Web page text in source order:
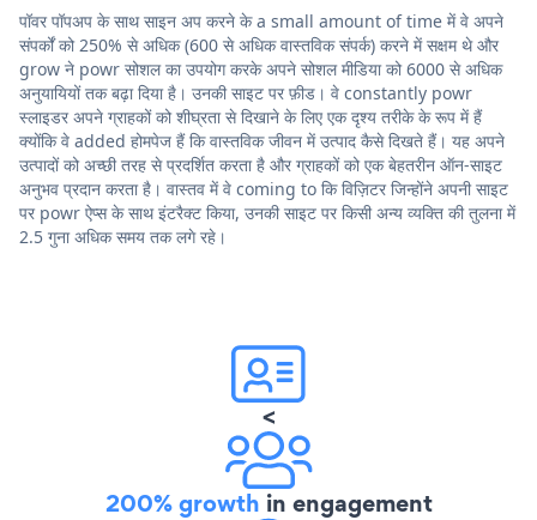
पॉवर पॉपअप के साथ साइन अप करने के a small amount of time में वे अपने
संपर्कों को 250% से अधिक (600 से अधिक वास्तविक संपर्क) करने में सक्षम थे और
grow ने powr सोशल का उपयोग करके अपने सोशल मीडिया को 6000 से अधिक
अनुयायियों तक बढ़ा दिया है। उनकी साइट पर फ़ीड। वे constantly powr
स्लाइडर अपने ग्राहकों को शीघ्रता से दिखाने के लिए एक दृश्य तरीके के रूप में हैं
क्योंकि वे added होमपेज हैं कि वास्तविक जीवन में उत्पाद कैसे दिखते हैं। यह अपने
उत्पादों को अच्छी तरह से प्रदर्शित करता है और ग्राहकों को एक बेहतरीन ऑन-साइट
अनुभव प्रदान करता है। वास्तव में वे coming to कि विज़िटर जिन्होंने अपनी साइट
पर powr ऐप्स के साथ इंटरैक्ट किया, उनकी साइट पर किसी अन्य व्यक्ति की तुलना में
2.5 गुना अधिक समय तक लगे रहे।
<
200% growth in engagement